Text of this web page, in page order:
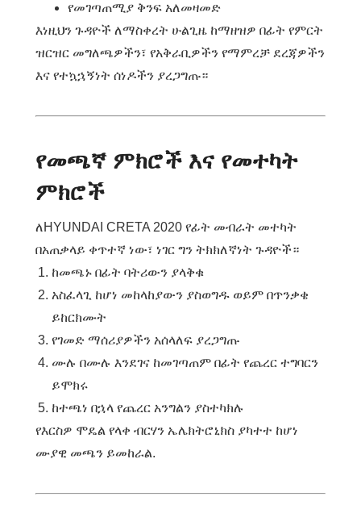
የመገጣጠሚያ ቅንፍ አለመዛመድ
እነዚህን ጉዳዮች ለማስቀረት ሁልጊዜ ከማዘዝዎ በፊት የምርት
ዝርዝር መግለጫዎችን፣ የአቅራቢዎችን የማምረቻ ደረጃዎችን
እና የተኳኋኝነት ሰነዶችን ያረጋግጡ።
የመጫኛ ምክሮች እና የመተካት
ምክሮች
ለHYUNDAI CRETA 2020 የፊት መብራት መተካት
በአጠቃላይ ቀጥተኛ ነው፣ ነገር ግን ትክክለኛነት ጉዳዮች።
ከመጫኑ በፊት ባትሪውን ያላቅቁ
አስፈላጊ ከሆነ መከላከያውን ያስወግዱ ወይም በጥንቃቄ
ይከርክሙት
የገመድ ማሰሪያዎችን አሰላለፍ ያረጋግጡ
ሙሉ በሙሉ እንደገና ከመገጣጠም በፊት የጨረር ተግባርን
ይሞክሩ
ከተጫነ በኋላ የጨረር አንግልን ያስተካክሉ
የእርስዎ ሞዴል የላቀ ብርሃን ኤሌክትሮኒክስ ያካተተ ከሆነ
ሙያዊ መጫን ይመከራል.